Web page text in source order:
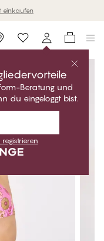
einkaufen
Beratung und
du eingeloggt bist.
registrieren